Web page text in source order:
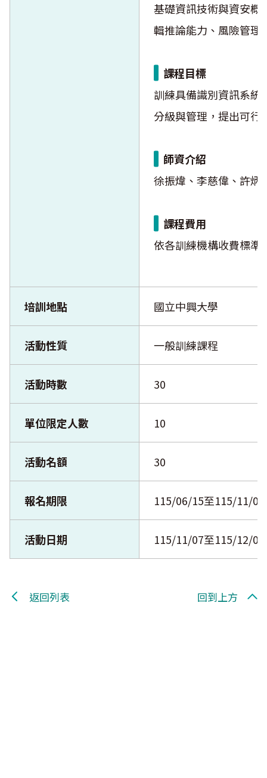
基礎資訊技術與資安概
輯推論能力、風險管理
課程目標
訓練具備識別資訊系統
分級與管理，提出可行
師資介紹
徐振煒、李慈偉、許炳
課程費用
依各訓練機構收費標準
培訓地點 國立中興大學
活動性質 一般訓練課程
活動時數 30
單位限定人數 10
活動名額 30
報名期限 115/06/15至115/11/05
活動日期 115/11/07至115/12/05
返回列表 回到上方